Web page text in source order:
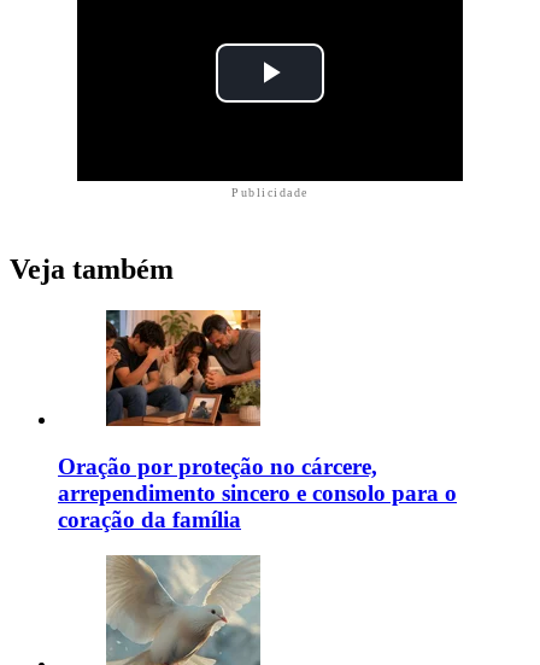
Publicidade
Veja também
Oração por proteção no cárcere,
arrependimento sincero e consolo para o
coração da família